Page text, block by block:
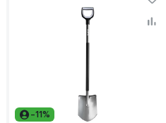
-11%